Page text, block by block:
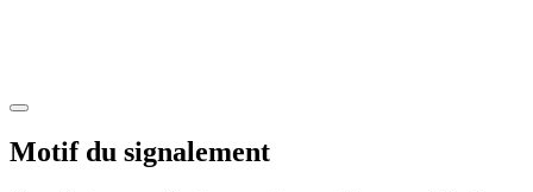
Motif du signalement